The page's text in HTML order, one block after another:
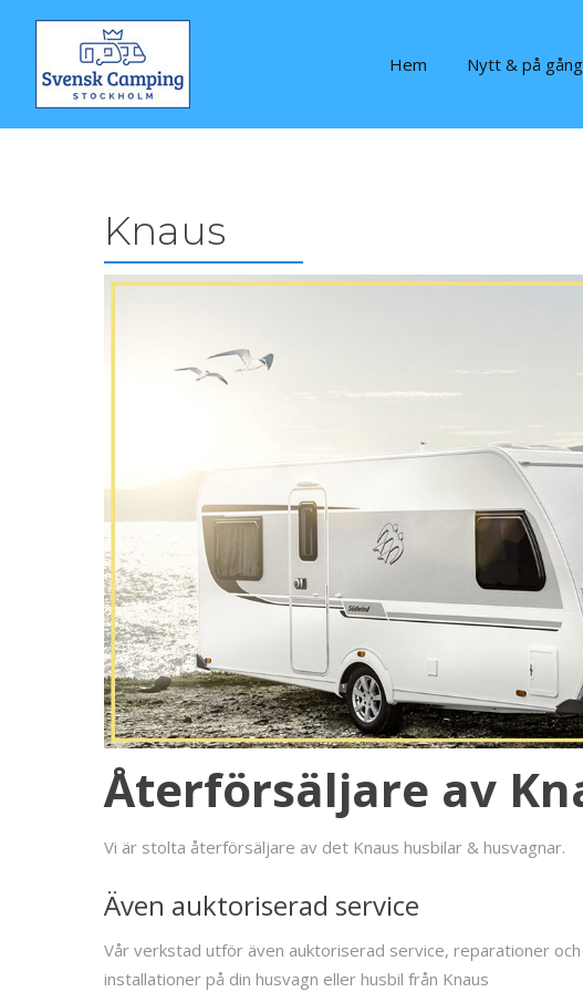
Hem Nytt & på gång
Knaus
Återförsäljare av
Vi är stolta återförsäljare av det Knaus husbilar & husvagnar.
Även auktoriserad service
Vår verkstad utför även auktoriserad service, reparationer och
installationer på din husvagn eller husbil från Knaus